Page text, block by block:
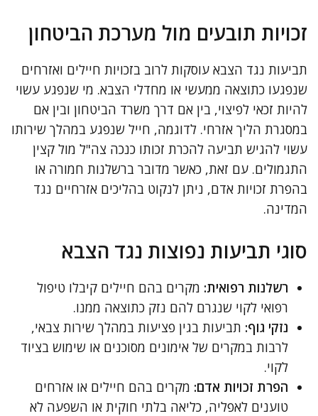
זכויות תובעים מול מערכת הביטחון
תביעות נגד הצבא עוסקות לרוב בזכויות חיילים ואזרחים
שנפגעו כתוצאה ממעשי או מחדלי הצבא. מי שנפגע עשוי
להיות זכאי לפיצוי, בין אם דרך משרד הביטחון ובין אם
במסגרת הליך אזרחי. לדוגמה, חייל שנפגע במהלך שירותו
עשוי להגיש תביעה להכרת זכותו כנכה צה"ל מול קצין
התגמולים. עם זאת, כאשר מדובר ברשלנות חמורה או
בהפרת זכויות אדם, ניתן לנקוט בהליכים אזרחיים נגד
המדינה.
סוגי תביעות נפוצות נגד הצבא
רשלנות רפואית: מקרים בהם חיילים קיבלו טיפול
רפואי לקוי שנגרם להם נזק כתוצאה ממנו.
נזקי גוף: תביעות בגין פציעות במהלך שירות צבאי,
לרבות במקרים של אימונים מסוכנים או שימוש בציוד
לקוי.
הפרת זכויות אדם: מקרים בהם חיילים או אזרחים
טוענים לאפליה, כליאה בלתי חוקית או השפעה לא